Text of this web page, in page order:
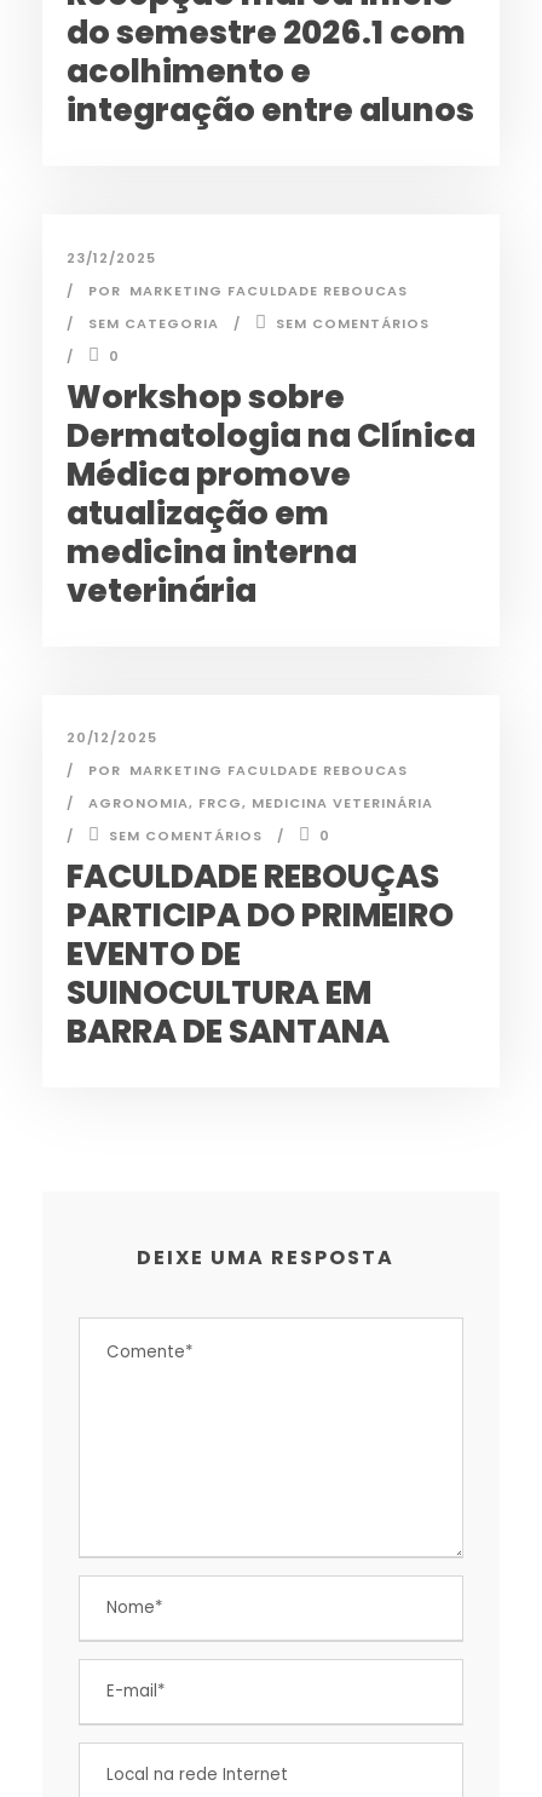
do semestre 2026.1 com
acolhimento e
integração entre alunos
23/12/2025
POR MARKETING FACULDADE REBOUCAS
SEM CATEGORIA
SEM COMENTÁRIOS
0
Workshop sobre
Dermatologia na Clínica
Médica promove
atualização em
medicina interna
veterinária
20/12/2025
POR MARKETING FACULDADE REBOUCAS
AGRONOMIA, FRCG, MEDICINA VETERINÁRIA
SEM COMENTÁRIOS
0
FACULDADE REBOUÇAS
PARTICIPA DO PRIMEIRO
EVENTO DE
SUINOCULTURA EM
BARRA DE SANTANA
DEIXE UMA RESPOSTA